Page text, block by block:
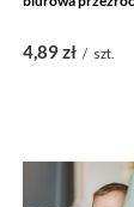
4,89 zł / szt.